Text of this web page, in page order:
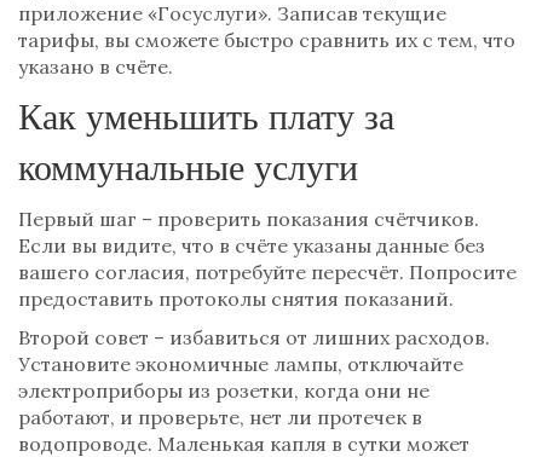
приложение «Госуслуги». Записав текущие
тарифы, вы сможете быстро сравнить их с тем, что
указано в счёте.
Как уменьшить плату за
коммунальные услуги
Первый шаг – проверить показания счётчиков.
Если вы видите, что в счёте указаны данные без
вашего согласия, потребуйте пересчёт. Попросите
предоставить протоколы снятия показаний.
Второй совет – избавиться от лишних расходов.
Установите экономичные лампы, отключайте
электроприборы из розетки, когда они не
работают, и проверьте, нет ли протечек в
водопроводе. Маленькая капля в сутки может